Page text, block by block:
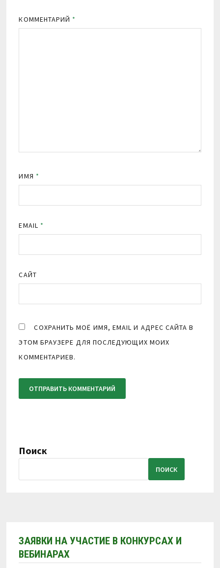
КОММЕНТАРИЙ *
ИМЯ *
EMAIL *
САЙТ
СОХРАНИТЬ МОЁ ИМЯ, EMAIL И АДРЕС САЙТА В
ЭТОМ БРАУЗЕРЕ ДЛЯ ПОСЛЕДУЮЩИХ МОИХ
КОММЕНТАРИЕВ.
Поиск
ПОИСК
ЗАЯВКИ НА УЧАСТИЕ В КОНКУРСАХ И
ВЕБИНАРАХ